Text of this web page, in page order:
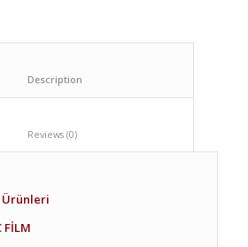
						Reviews (0)
Ürünleri
FİLM